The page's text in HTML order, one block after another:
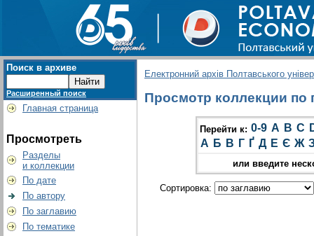
Поиск в архиве
Расширенный поиск
Главная страница
Просмотреть
Разделы
и коллекции
По дате
По автору
По заглавию
По тематике
Електронний архів Полтавського
Просмотр коллекции по
Перейти к: 0-9 A B C
А Б В Г Ґ Д Е Є Ж
или введите
Сортировка: